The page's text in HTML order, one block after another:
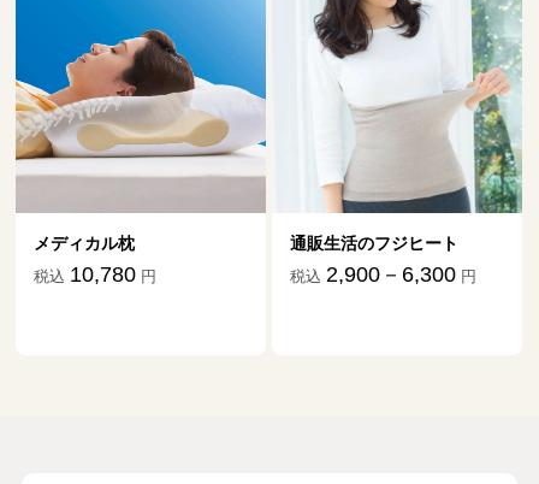
メディカル枕
税込 10,780 円
通販生活のフジヒート
税込 2,900－6,300 円